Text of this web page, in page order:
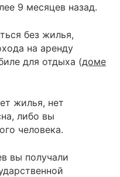
9 месяцев назад.
без жилья,
на аренду
для отдыха (доме
жилья, нет
либо вы
человека.
вы получали